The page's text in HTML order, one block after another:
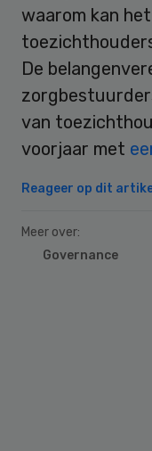
waarom kan
De
van
voorjaar met
Reageer op dit
Meer over:
Governance